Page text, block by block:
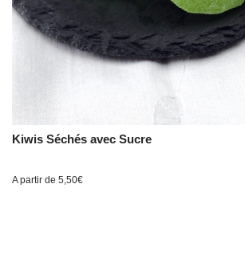
Kiwis Séchés avec Sucre
A partir de 5,50€